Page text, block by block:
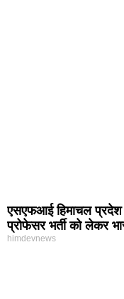
एसएफआई हिमाचल प्रदेश
प्रोफेसर भर्ती को लेकर
himdevnews